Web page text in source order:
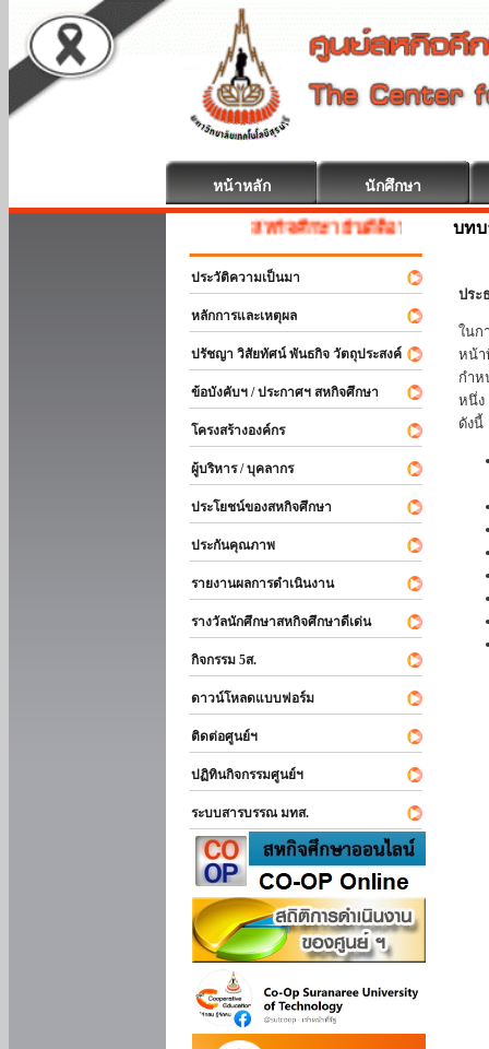
หน้าหลัก นักศึกษา
สหกิจศึกษา ยินดีต้อนรับ
ประวัติความเป็นมา
หลักการและเหตุผล
ปรัชญา วิสัยทัศน์ พันธกิจ วัตถุประสงค์
ข้อบังคับฯ / ประกาศฯ สหกิจศึกษา
โครงสร้างองค์กร
ผู้บริหาร / บุคลากร
ประโยชน์ของสหกิจศึกษา
ประกันคุณภาพ
รายงานผลการดำเนินงาน
รางวัลนักศึกษาสหกิจศึกษาดีเด่น
กิจกรรม 5ส.
ดาวน์โหลดแบบฟอร์ม
ติดต่อศูนย์ฯ
ปฏิทินกิจกรรมศูนย์ฯ
ระบบสารบรรณ มทส.
บทบ
ประ
ในก
หน้า
กำห
หนึ่ง
ดังนี้